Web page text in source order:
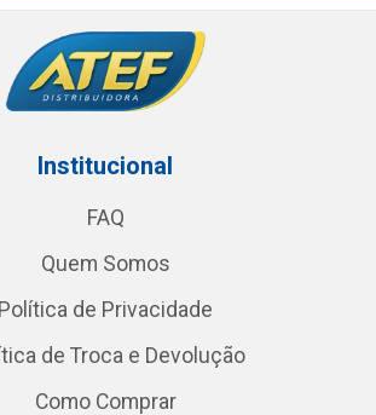
Institucional
FAQ
Quem Somos
Política de Privacidade
de Troca e Devolução
Como Comprar